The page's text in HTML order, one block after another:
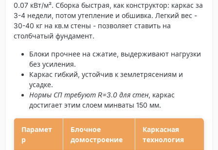
0.07 кВт/м². Сборка быстрая, как конструктор: каркас за
3-4 недели, потом утепление и обшивка. Легкий вес -
30-40 кг на кв.м стены - позволяет ставить на
столбчатый фундамент.
Блоки прочнее на сжатие, выдерживают нагрузки
без усиления.
Каркас гибкий, устойчив к землетрясениям и
усадке.
Нормы СП требуют R=3.0 для стен, каркас
достигает этим слоем минваты 150 мм.
Парамет
р
Блочное
домостроение
Каркасная
технология